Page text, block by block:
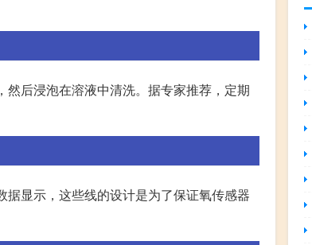
后浸泡在溶液中清洗。据专家推荐，定期
显示，这些线的设计是为了保证氧传感器